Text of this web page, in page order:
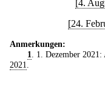
[4.
[24.
Anmerkungen:
1
. 1. Dezember
2021